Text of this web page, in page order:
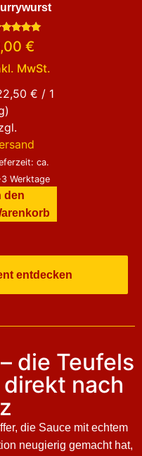
5
€
MwSt.
€ / 1
ca.
Werktage
den
entdecken
die Teufels
nach
die Sauce mit echtem
neugierig gemacht hat,